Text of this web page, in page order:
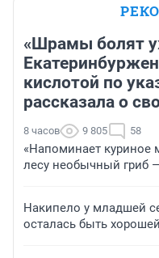
«Шрамы болят
кислотой по
рассказала о
8 часов 9 805 58
«Напоминает куриное
лесу необычный гриб
Накипело у младшей
осталась быть